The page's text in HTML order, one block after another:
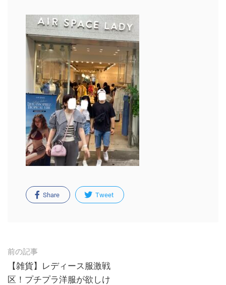
Share Tweet
Post
navigation
前の記事
【雑貨】レディース服激戦
区！プチプラ洋服が欲しけ